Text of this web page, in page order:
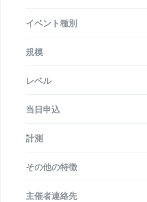
イベント種別
規模
レベル
当日申込
計測
その他の特徴
主催者連絡先